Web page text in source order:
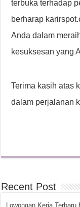
terbuka terhadap
berharap
Anda dalam
kesuksesan yang
Terima kasih atas
dalam perjalanan
Recent Post
Lowongan Kerja